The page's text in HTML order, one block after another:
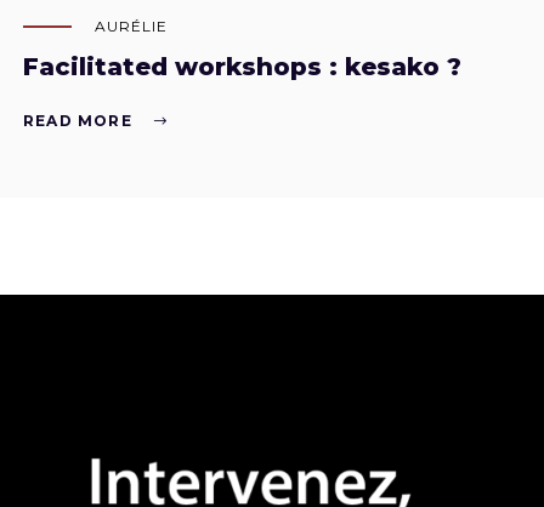
AURÉLIE
Facilitated workshops : kesako ?
READ MORE